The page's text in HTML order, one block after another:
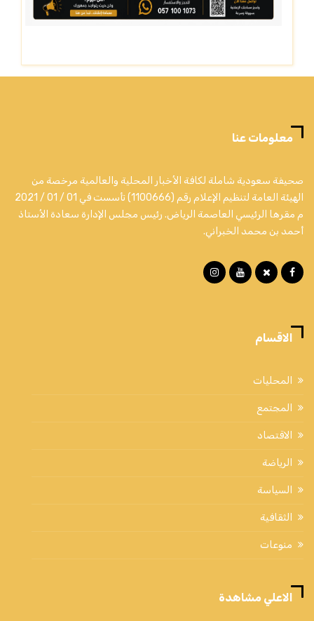
معلومات عنا
صحيفة سعودية شاملة لكافة الأخبار المحلية والعالمية مرخصة من
الهيئة العامة لتنظيم الإعلام رقم (1100666) تأسست في 01 / 01 / 2021
م مقرها الرئيسي العاصمة الرياض. رئيس مجلس الإدارة سعادة الأستاذ
أحمد بن محمد الخبراني.
الاقسام
المحليات
المجتمع
الاقتصاد
الرياضة
السياسة
الثقافية
منوعات
الاعلي مشاهدة